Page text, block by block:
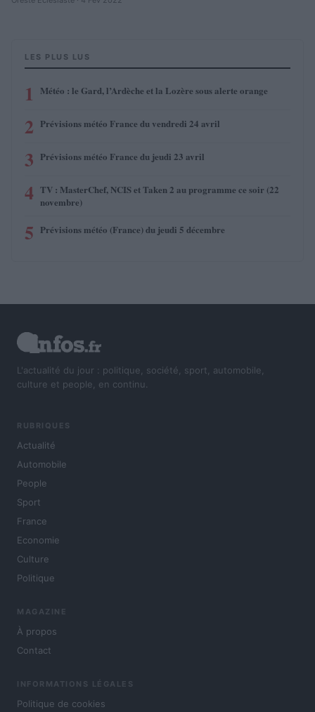
LES PLUS LUS
1 Météo : le Gard, l’Ardèche et la Lozère sous alerte orange
2 Prévisions météo France du vendredi 24 avril
3 Prévisions météo France du jeudi 23 avril
4 TV : MasterChef, NCIS et Taken 2 au programme ce soir (22
novembre)
5 Prévisions météo (France) du jeudi 5 décembre
L'actualité du jour : politique, société, sport, automobile,
culture et people, en continu.
RUBRIQUES
Actualité
Automobile
People
Sport
France
Economie
Culture
Politique
MAGAZINE
À propos
Contact
INFORMATIONS LÉGALES
Politique de cookies